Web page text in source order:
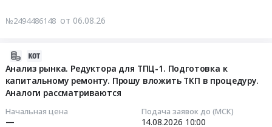
№2494486148 от 06.08.26
Анализ рынка. Редуктора для ТПЦ-1. Подготовка к
капитальному ремонту. Прошу вложить ТКП в процедуру.
Аналоги рассматриваются
Начальная цена
—
Подача заявок до (МСК)
14.08.2026 10:00